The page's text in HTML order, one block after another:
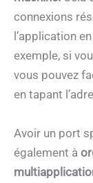
connexions
l’application
exemple, si
vous pouvez
en tapant
Avoir un port
également à